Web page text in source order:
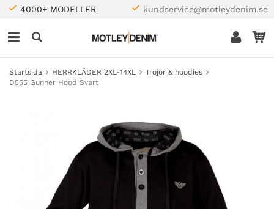
4000+ MODELLER kundservice@motleydenim.se
Startsida HERRKLÄDER 2XL-14XL
Tröjor & hoodies
D555 Gunner Hood Svart